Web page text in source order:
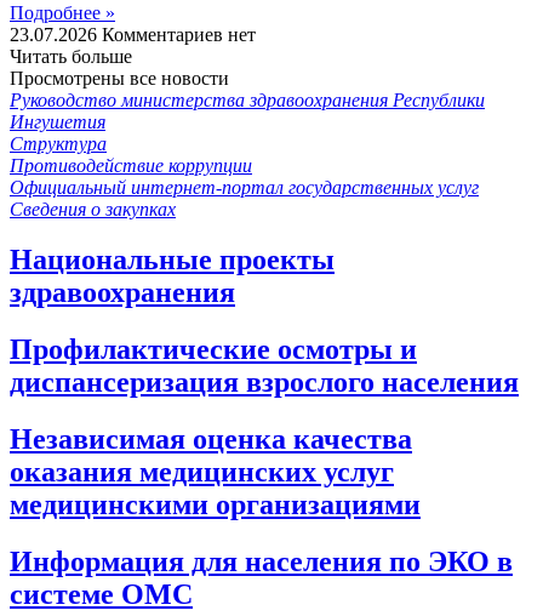
Подробнее »
23.07.2026 Комментариев нет
Читать больше
Просмотрены все новости
Руководство министерства здравоохранения Республики
Ингушетия
Структура
Противодействие коррупции
Официальный интернет-портал государственных услуг
Сведения о закупках
Национальные проекты
здравоохранения
Профилактические осмотры и
диспансеризация взрослого населения
Независимая оценка качества
оказания медицинских услуг
медицинскими организациями
Информация для населения по ЭКО в
системе ОМС